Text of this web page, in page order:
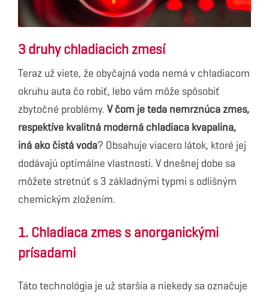
3 druhy chladiacich zmesí
Teraz už viete, že obyčajná voda nemá v chladiacom
okruhu auta čo robiť, lebo vám môže spôsobiť
zbytočné problémy. V čom je teda nemrznúca zmes,
respektíve kvalitná moderná chladiaca kvapalina,
iná ako čistá voda? Obsahuje viacero látok, ktoré jej
dodávajú optimálne vlastnosti. V dnešnej dobe sa
môžete stretnúť s 3 základnými typmi s odlišným
chemickým zložením.
1. Chladiaca zmes s anorganickými
prísadami
Táto technológia je už staršia a niekedy sa označuje